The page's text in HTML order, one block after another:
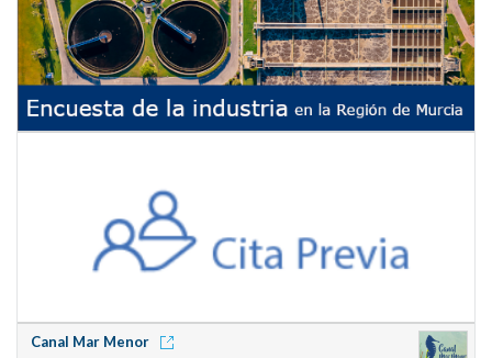
Canal Mar Menor